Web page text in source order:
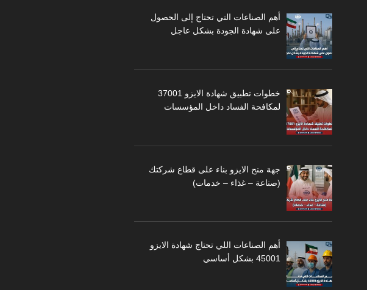
أهم الصناعات التي تحتاج إلى الحصول
على شهادة الجودة بشكل عاجل
خطوات تطبيق شهادة الايزو 37001
لمكافحة الفساد داخل المؤسسات
جهة منح الايزو بناء على قطاع شركتك
(صناعة – غذاء – خدمات)
أهم الصناعات اللي تحتاج شهادة الايزو
45001 بشكل أساسي